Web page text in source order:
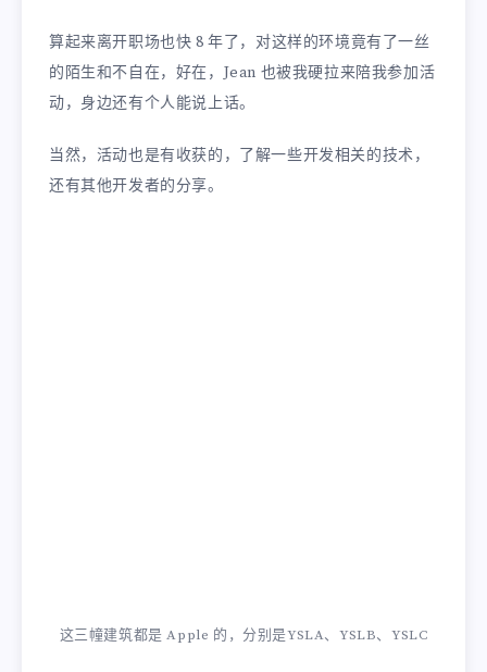
算起来离开职场也快 8 年了，对这样的环境竟有了一丝
的陌生和不自在，好在，Jean 也被我硬拉来陪我参加活
动，身边还有个人能说上话。
当然，活动也是有收获的，了解一些开发相关的技术，
还有其他开发者的分享。
这三幢建筑都是 Apple 的，分别是YSLA、YSLB、YSLC